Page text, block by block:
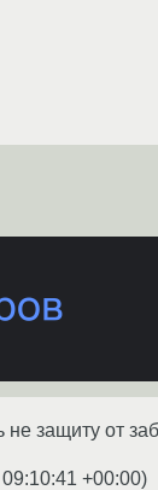
не защиту от
+00:00)